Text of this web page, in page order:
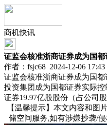
商机快讯
证监会核准浙商证券成为国
作者：fsjc68 2024-12-06
证监会核准浙商证券成为国
投资集团成为国都证券实际
证券19.97亿股股份（占公司
【温馨提示】本文内容和图
储空间服务,如有涉嫌抄袭/